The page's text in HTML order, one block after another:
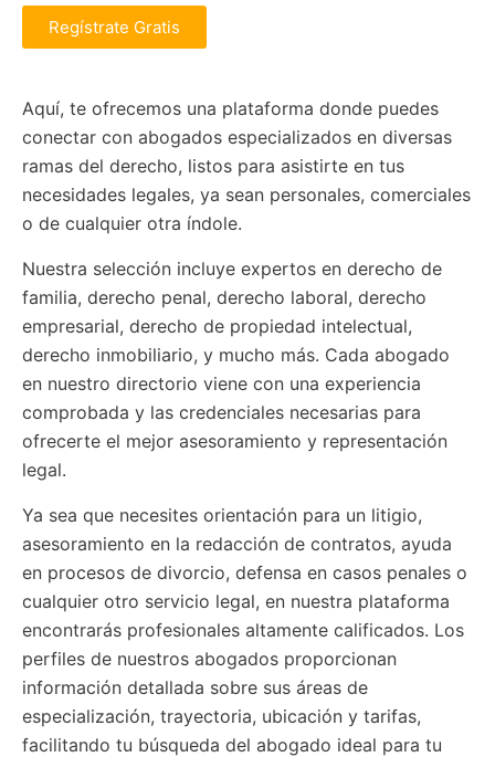
Regístrate Gratis
Aquí, te ofrecemos una plataforma donde puedes
conectar con abogados especializados en diversas
ramas del derecho, listos para asistirte en tus
necesidades legales, ya sean personales, comerciales
o de cualquier otra índole.
Nuestra selección incluye expertos en derecho de
familia, derecho penal, derecho laboral, derecho
empresarial, derecho de propiedad intelectual,
derecho inmobiliario, y mucho más. Cada abogado
en nuestro directorio viene con una experiencia
comprobada y las credenciales necesarias para
ofrecerte el mejor asesoramiento y representación
legal.
Ya sea que necesites orientación para un litigio,
asesoramiento en la redacción de contratos, ayuda
en procesos de divorcio, defensa en casos penales o
cualquier otro servicio legal, en nuestra plataforma
encontrarás profesionales altamente calificados. Los
perfiles de nuestros abogados proporcionan
información detallada sobre sus áreas de
especialización, trayectoria, ubicación y tarifas,
facilitando tu búsqueda del abogado ideal para tu